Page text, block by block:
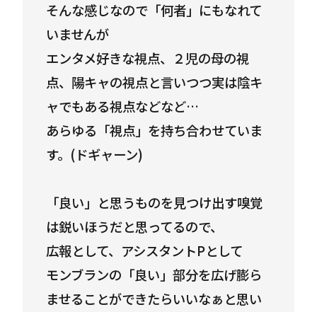
そんな感じなので「何者」にもなれて
いませんが
エンタメ好きな視点、２児の母の視
点、陽キャの視点と言いつつ実は陰キ
ャでもある視点などなど…
あらゆる「視点」を持ち合わせていま
す。(ドギャーン)
「良い」と思うものを見つけ出す嗅覚
は鋭いほうだと思ってるので、
広報として、アシスタントPとして
モンブランの「良い」部分を広げ膨ら
ませることができたらいいなぁと思い